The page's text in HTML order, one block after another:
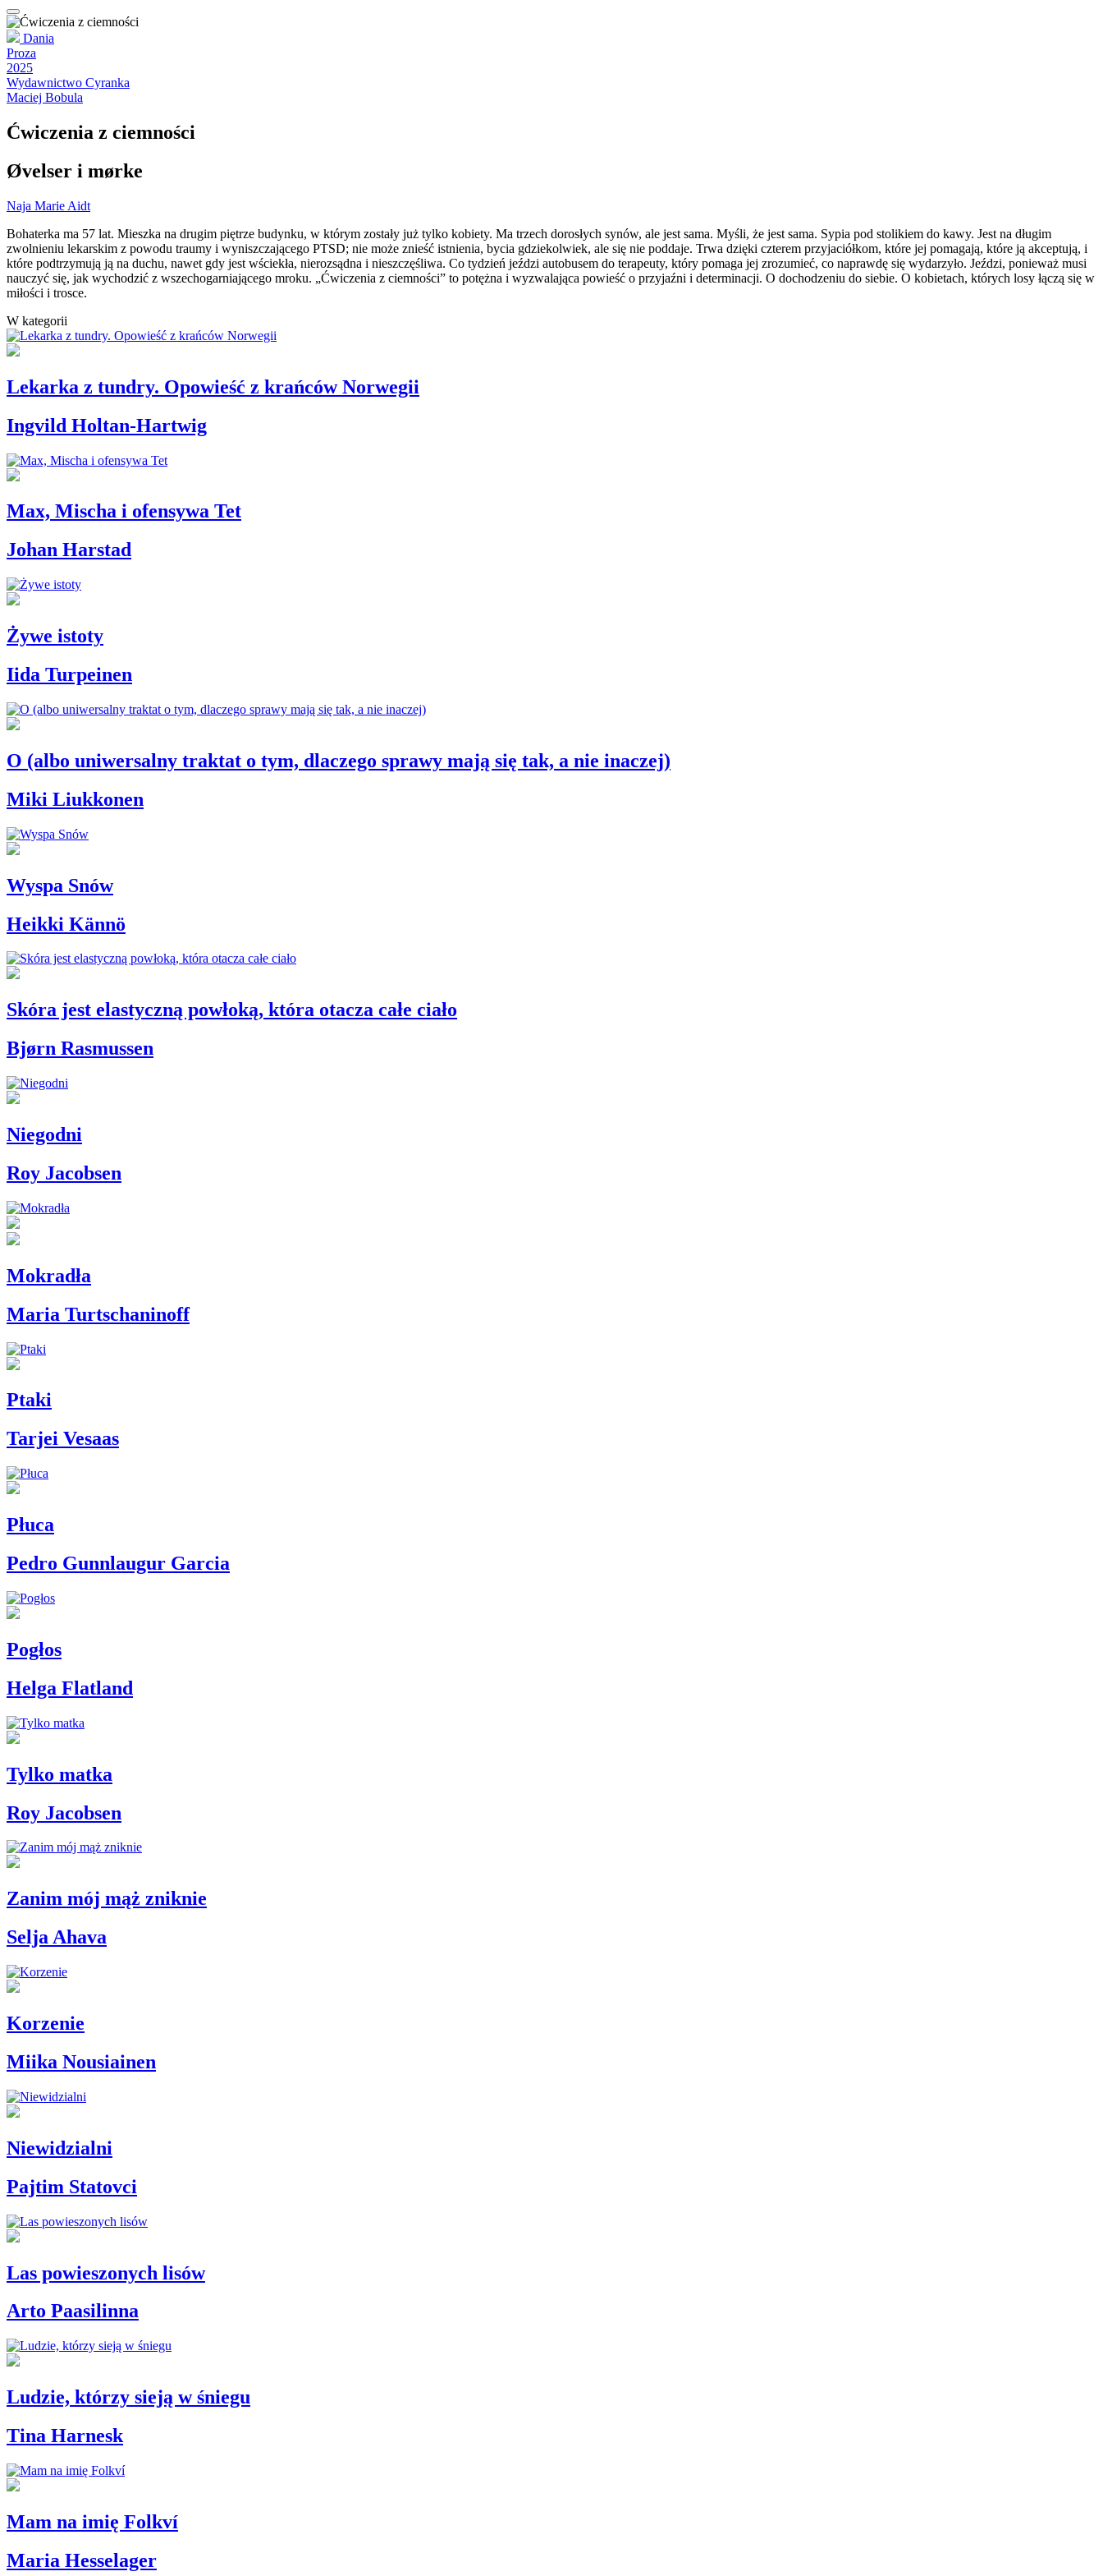
Dania
Proza
2025
Wydawnictwo Cyranka
Maciej Bobula
Ćwiczenia z ciemności
Øvelser i mørke
Naja Marie Aidt
Bohaterka ma 57 lat. Mieszka na drugim piętrze budynku, w którym zostały już tylko kobiety. Ma trzech dorosłych synów, ale jest sama. Myśli, że jest sama. Sypia pod stolikiem do kawy. Jest na długim
zwolnieniu lekarskim z powodu traumy i wyniszczającego PTSD; nie może znieść istnienia, bycia gdziekolwiek, ale się nie poddaje. Trwa dzięki czterem przyjaciółkom, które jej pomagają, które ją akceptują, i
które podtrzymują ją na duchu, nawet gdy jest wściekła, nierozsądna i nieszczęśliwa. Co tydzień jeździ autobusem do terapeuty, który pomaga jej zrozumieć, co naprawdę się wydarzyło. Jeździ, ponieważ musi
nauczyć się, jak wychodzić z wszechogarniającego mroku. „Ćwiczenia z ciemności” to potężna i wyzwalająca powieść o przyjaźni i determinacji. O dochodzeniu do siebie. O kobietach, których losy łączą się w
miłości i trosce.
W kategorii
Lekarka z tundry. Opowieść z krańców Norwegii
Ingvild Holtan-Hartwig
Max, Mischa i ofensywa Tet
Johan Harstad
Żywe istoty
Iida Turpeinen
O (albo uniwersalny traktat o tym, dlaczego sprawy mają się tak, a nie inaczej)
Miki Liukkonen
Wyspa Snów
Heikki Kännö
Skóra jest elastyczną powłoką, która otacza całe ciało
Bjørn Rasmussen
Niegodni
Roy Jacobsen
Mokradła
Maria Turtschaninoff
Ptaki
Tarjei Vesaas
Płuca
Pedro Gunnlaugur Garcia
Pogłos
Helga Flatland
Tylko matka
Roy Jacobsen
Zanim mój mąż zniknie
Selja Ahava
Korzenie
Miika Nousiainen
Niewidzialni
Pajtim Statovci
Las powieszonych lisów
Arto Paasilinna
Ludzie, którzy sieją w śniegu
Tina Harnesk
Mam na imię Folkví
Maria Hesselager